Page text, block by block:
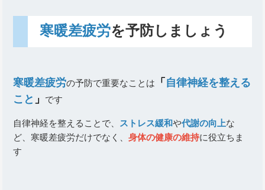
寒暖差疲労を予防しましょう
寒暖差疲労の予防で重要なことは 「 自律神経を整える
こと 」 です
自律神経を整えることで、 ストレス緩和や代謝の向上な
ど、寒暖差疲労だけでなく、身体の健康の維持に役立ちま
す